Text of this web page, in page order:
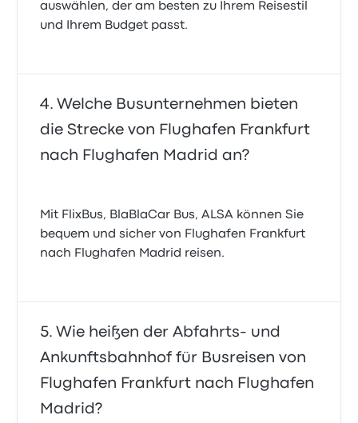
auswählen, der am besten zu Ihrem Reisestil
und Ihrem Budget passt.
Welche Busunternehmen bieten
die Strecke von Flughafen Frankfurt
nach Flughafen Madrid an?
Mit FlixBus, BlaBlaCar Bus, ALSA können Sie
bequem und sicher von Flughafen Frankfurt
nach Flughafen Madrid reisen.
Wie heißen der Abfahrts- und
Ankunftsbahnhof für Busreisen von
Flughafen Frankfurt nach Flughafen
Madrid?